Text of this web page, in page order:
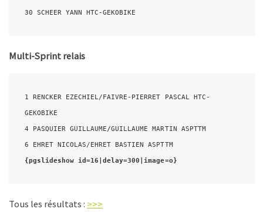
30 SCHEER YANN HTC-GEKOBIKE
Multi-Sprint relais
1 RENCKER EZECHIEL/FAIVRE-PIERRET PASCAL HTC-
GEKOBIKE
4 PASQUIER GUILLAUME/GUILLAUME MARTIN ASPTTM
6 EHRET NICOLAS/EHRET BASTIEN ASPTTM
{pgslideshow id=16|delay=300|image=o}
Tous les résultats : >>>